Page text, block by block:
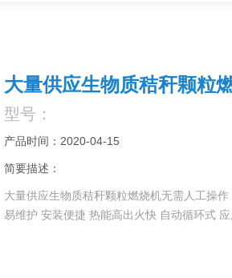
大量供应生物质秸秆颗粒
型号：
产品时间：2020-04-15
简要描述：
大量供应生物质秸秆颗粒燃烧机无需人工操
易维护 安装便捷 热能高出火快 自动循环式